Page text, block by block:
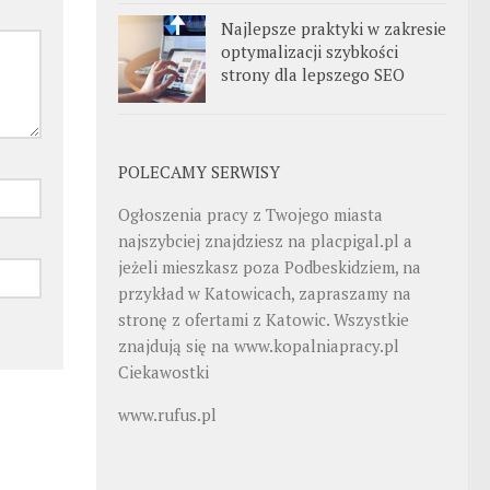
Najlepsze praktyki w zakresie
optymalizacji szybkości
strony dla lepszego SEO
POLECAMY SERWISY
Ogłoszenia pracy z Twojego miasta
najszybciej znajdziesz na placpigal.pl a
jeżeli mieszkasz poza Podbeskidziem, na
przykład w Katowicach, zapraszamy na
stronę z ofertami z Katowic. Wszystkie
znajdują się na www.kopalniapracy.pl
Ciekawostki
www.rufus.pl